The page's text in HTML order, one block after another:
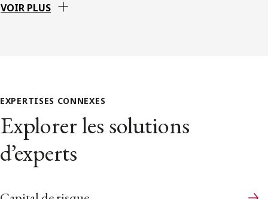
VOIR PLUS
EXPERTISES CONNEXES
Explorer les solutions
d’experts